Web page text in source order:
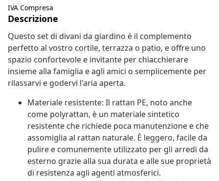
IVA Compresa
Descrizione
Questo set di divani da giardino è il complemento
perfetto al vostro cortile, terrazza o patio, e offre uno
spazio confortevole e invitante per chiacchierare
insieme alla famiglia e agli amici o semplicemente per
rilassarvi e godervi l'aria aperta.
Materiale resistente: Il rattan PE, noto anche
come polyrattan, è un materiale sintetico
resistente che richiede poca manutenzione e che
assomiglia al rattan naturale. È leggero, facile da
pulire e comunemente utilizzato per gli arredi da
esterno grazie alla sua durata e alle sue proprietà
di resistenza agli agenti atmosferici.